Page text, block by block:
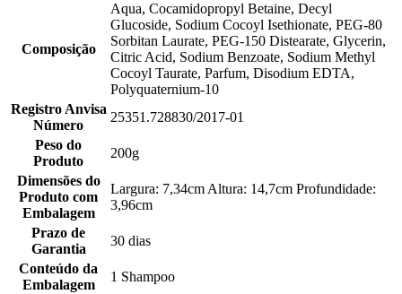
Composição
Aqua, Cocamidopropyl Betaine, Decyl
Glucoside, Sodium Cocoyl Isethionate, PEG-80
Sorbitan Laurate, PEG-150 Distearate, Glycerin,
Citric Acid, Sodium Benzoate, Sodium Methyl
Cocoyl Taurate, Parfum, Disodium EDTA,
Polyquaternium-10
Registro Anvisa
Número
25351.728830/2017-01
Peso do
Produto
200g
Dimensões do
Produto com
Embalagem
Largura: 7,34cm Altura: 14,7cm Profundidade:
3,96cm
Prazo de
Garantia
30 dias
Conteúdo da
Embalagem
1 Shampoo